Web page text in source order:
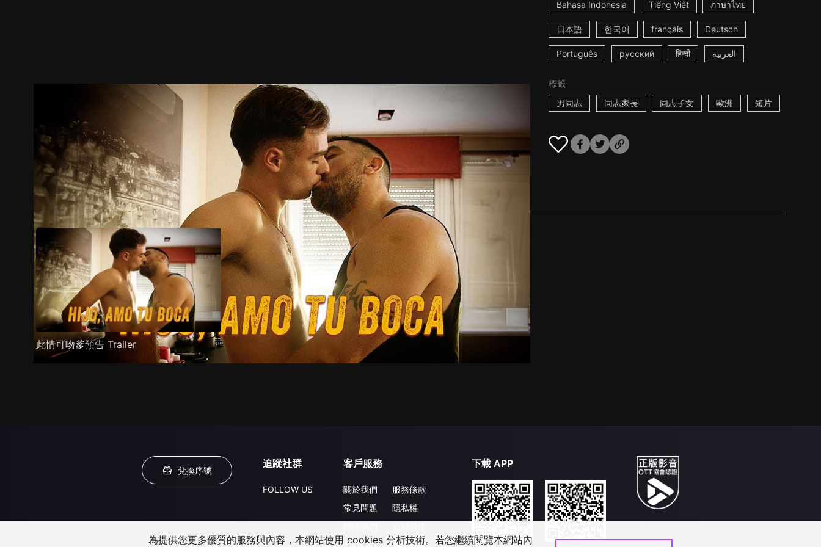
Bahasa Indonesia Tiếng Việt ภาษาไทย
日本語 한국어 français Deutsch
Português русский हिन्दी العربية
標籤
男同志
同志家長 同志子女 歐洲 短片
預告 劇照 推薦影片 劇情介紹
此情可吻爹預告 Trailer
兌換序號
追蹤社群
FOLLOW US
客戶服務
關於我們
常見問題
升級VIP
服務條款
隱私權
合作洽談
下載 APP
為提供您更多優質的服務與內容，本網站使用 cookies 分析技術。若您繼續閱覽本網站內